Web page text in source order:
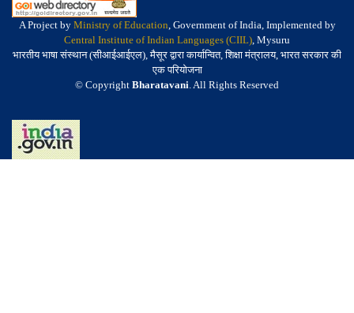
A Project by Ministry of Education, Government of India, Implemented by
Central Institute of Indian Languages (CIIL), Mysuru
भारतीय भाषा संस्थान (सीआईआईएल), मैसूर द्वारा कार्यान्वित, शिक्षा मंत्रालय, भारत सरकार की
एक परियोजना
© Copyright Bharatavani. All Rights Reserved